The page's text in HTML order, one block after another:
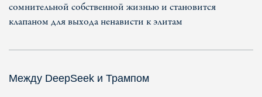
сомнительной собственной жизнью и становится
клапаном для выхода ненависти к элитам
Между DeepSeek и Трампом